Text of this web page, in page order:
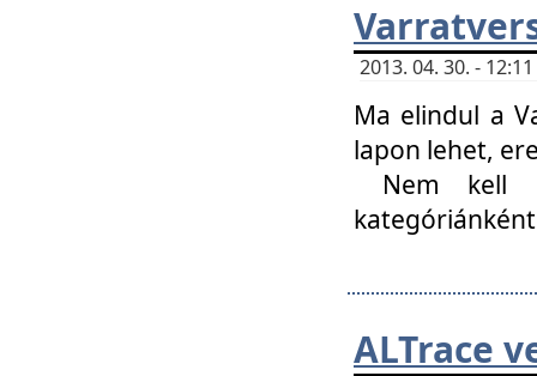
2013. 04. 30. -
Ma elindul a
lapon lehet,
Nem kell
ALTrace